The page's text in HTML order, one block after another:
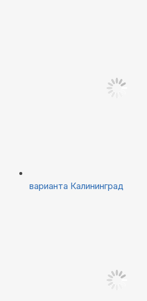
варианта Калининград